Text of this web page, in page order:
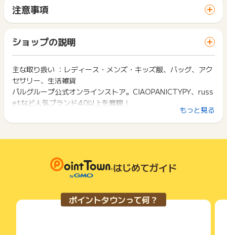
※ポイントに関するお問い合わせは、
ポイントタウンのサポート
までお問い合わせください。ポイントについて、広告主に直接
お問い合わせをした場合、ポイント獲得対象外となる場合がご
ざいます。
サイトに移動してからお申し込みやお買い物が完了するまでの
間に、同じブラウザ（※）で他のサイトに移動した場合はポイン
ト獲得ができません。
「 ショッピングでポイントGET 」ボタンを押した時とサービ
ス・お買い物利用時で、デバイス・ブラウザが異なる場合はポ
イント獲得ができません。
2回以上同じお買い物・サービスをご利用される場合は、毎回
ポイントタウンに戻り、「 ショッピングでポイントGET 」ボ
タンを押してからご利用ください。
下記の事項に該当する場合、広告主側で対象外とみなし、「獲
い物を複数回ご利用された場合
て一度でも同サービス・お買い物を利用されたことがある場合
ご利用前には、Cookieの削除をおこなっていただくことを推奨
サービス・お買い物利用時にお電話など2つ以上の申し込み方
法がある場合、必ずサイト上のWEBフォームからお申し込みく
注意事項
一部のサービスにつきましては、1商品につき10円単位の金額
は切り捨てとなります。
ポイント獲得が1ポイント未満のものは切り捨てとなり、ポイ
ント履歴には記載されません。
原則として広告主側のポイント等を利用して支払われた金額分
につきましては、ポイントタウンのポイント獲得の対象には含
まれません。
広告主が運営しているサービスの都合もしくは会員様の都合で
商品の交換や一部でもキャンセルされた場合、ポイントが無効
になる可能性もございます。
条件を達成しているかどうかは各広告主ではなく、代理店が行
っているため、広告主はポイントに関する詳細を把握しており
そのため、ポイントタウンのポイントに関するお問い合わせを
広告主様に直接行わないようお願いいたします。
ショップの説明
主な取り扱い ：レディース・メンズ・キッズ服、バッグ、アク
セサリー、生活雑貨
パルグループ公式オンラインストア。CIAOPANICTYPY、russ
etなど人気ブランド40以上を展開！
WEB限定、先行予約など豊富なコンテンツをご用意！もっと見る
はじめてガイド
ポイントタウンって何？